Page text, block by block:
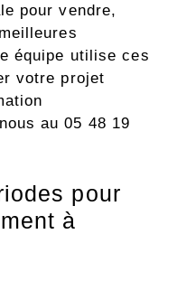
pour vendre,
équipe utilise ces
votre projet
au 05 48 19
pour
à